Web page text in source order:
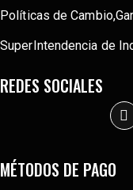
Políticas de
SuperIntendencia de
REDES SOCIALES
MÉTODOS DE PAGO